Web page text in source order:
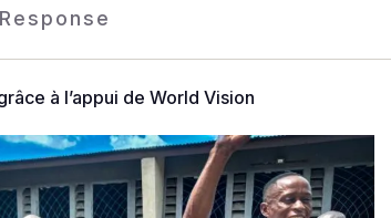
à l’appui de World Vision